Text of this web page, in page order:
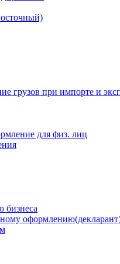
грузов при импорте и
для физ. лиц
бизнеса